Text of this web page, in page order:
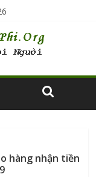
hàng nhận tiền